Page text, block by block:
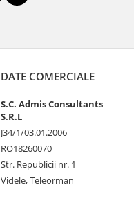
DATE COMERCIALE
S.C. Admis Consultants
S.R.L
J34/1/03.01.2006
RO18260070
Str. Republicii nr. 1
Videle, Teleorman